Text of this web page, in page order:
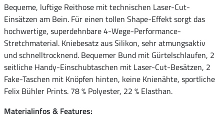
Bequeme, luftige Reithose mit technischen Laser-Cut-
Einsätzen am Bein. Für einen tollen Shape-Effekt sorgt das
hochwertige, superdehnbare 4-Wege-Performance-
Stretchmaterial. Kniebesatz aus Silikon, sehr atmungsaktiv
und schnelltrocknend. Bequemer Bund mit Gürtelschlaufen, 2
seitliche Handy-Einschubtaschen mit Laser-Cut-Besätzen, 2
Fake-Taschen mit Knöpfen hinten, keine Knienähte, sportliche
Felix Bühler Prints. 78 % Polyester, 22 % Elasthan.
Materialinfos & Features: